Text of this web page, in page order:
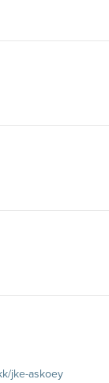
jke-askoey